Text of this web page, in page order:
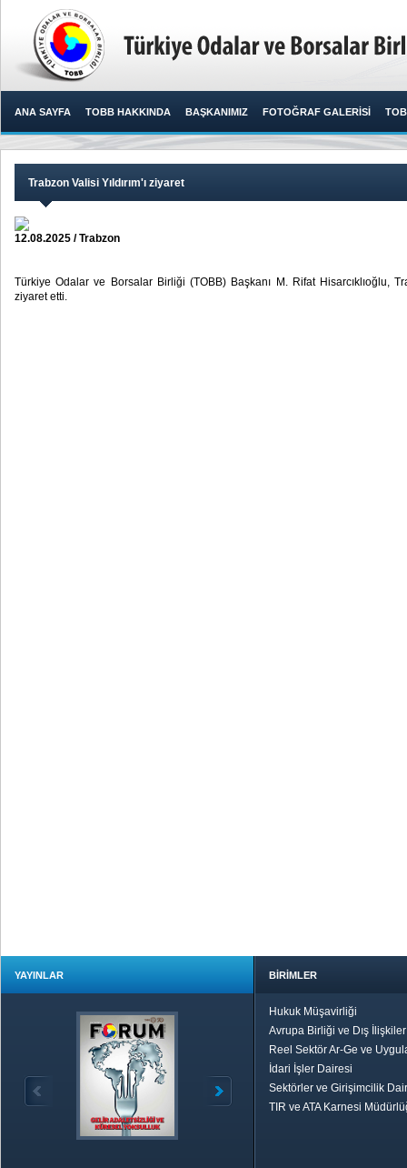
ANA SAYFA TOBB HAKKINDA BAŞKANIMIZ FOTOĞRAF GALERİSİ
Trabzon Valisi Yıldırım'ı ziyaret
12.08.2025 / Trabzon
Türkiye Odalar ve Borsalar Birliği (TOBB) Başkanı M. Rifat Hisarcıklıoğlu,
ziyaret etti. ​
YAYINLAR BİRİMLER
Hukuk Müşavirliği
Avrupa Birliği ve Dış
Reel Sektör Ar-Ge ve
İdari İşler Dairesi
Sektörler ve Girişimcilik
TIR ve ATA Karnesi